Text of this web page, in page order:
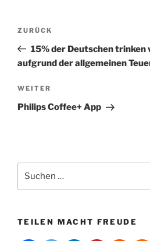
e
r
n
t
i
Beitragsnavigation
Vorheriger
Beitrag
ZURÜCK
15% der Deutschen trinken
aufgrund der allgemeinen
Nächster
Beitrag
WEITER
Philips Coffee+ App
nach:
TEILEN MACHT FREUDE